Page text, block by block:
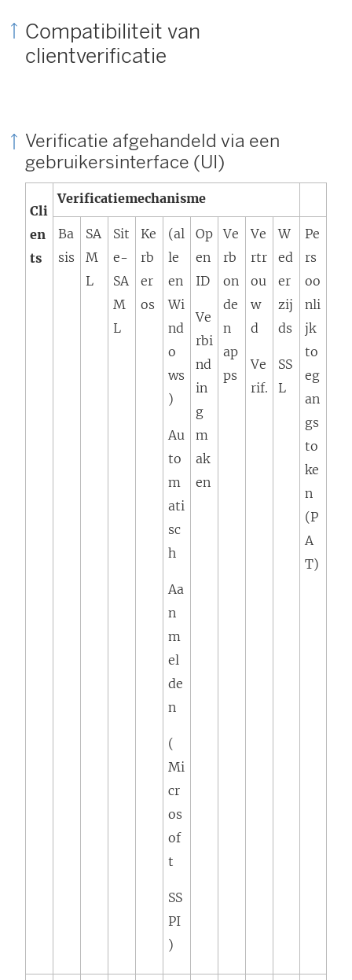
Compatibiliteit van
clientverificatie
Verificatie afgehandeld via een
gebruikersinterface (UI)
Cli
en
ts
Verificatiemechanisme
Ba
sis
SA
M
L
Sit
e-
SA
M
L
Ke
rb
er
os
(al
le
en
Wi
nd
o
ws
)
Au
to
m
ati
sc
h
Aa
n
m
el
de
n
(
Mi
cr
os
of
t
SS
PI
)
Op
en
ID
Ve
rbi
nd
in
g
m
ak
en
Ve
rb
on
de
n
ap
ps
Ve
rtr
ou
w
d
Ve
rif.
W
ed
er
zij
ds
SS
L
Pe
rs
oo
nli
jk
to
eg
an
gs
to
ke
n
(P
A
T)